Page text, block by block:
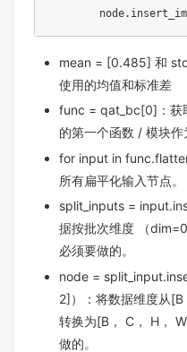
mean = [0.485] 和
使用的均值和标准差
func = qat_bc[0]：获
的第一个函数 / 模块作
for input in
所有扁平化输入节点。
split_inputs =
据按批次维度 （
必须要做的。
node =
2]）：将数据维度从[B
转换为[B， C， H，
做的。